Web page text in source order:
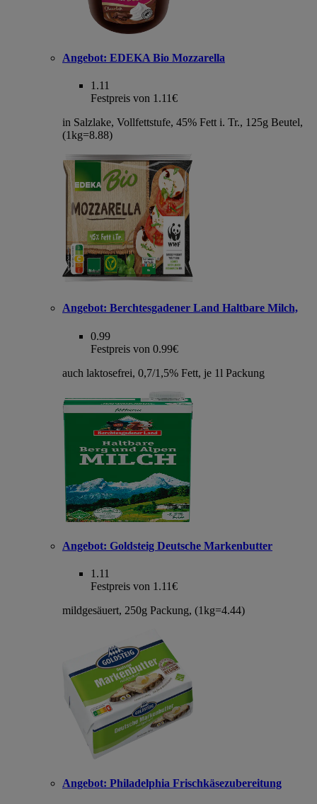
Angebot: EDEKA Bio Mozzarella
1.11
Festpreis von 1.11€
in Salzlake, Vollfettstufe, 45% Fett i. Tr., 125g Beutel,
(1kg=8.88)
Angebot: Berchtesgadener Land Haltbare Milch,
0.99
Festpreis von 0.99€
auch laktosefrei, 0,7/1,5% Fett, je 1l Packung
Angebot: Goldsteig Deutsche Markenbutter
1.11
Festpreis von 1.11€
mildgesäuert, 250g Packung, (1kg=4.44)
Angebot: Philadelphia Frischkäsezubereitung